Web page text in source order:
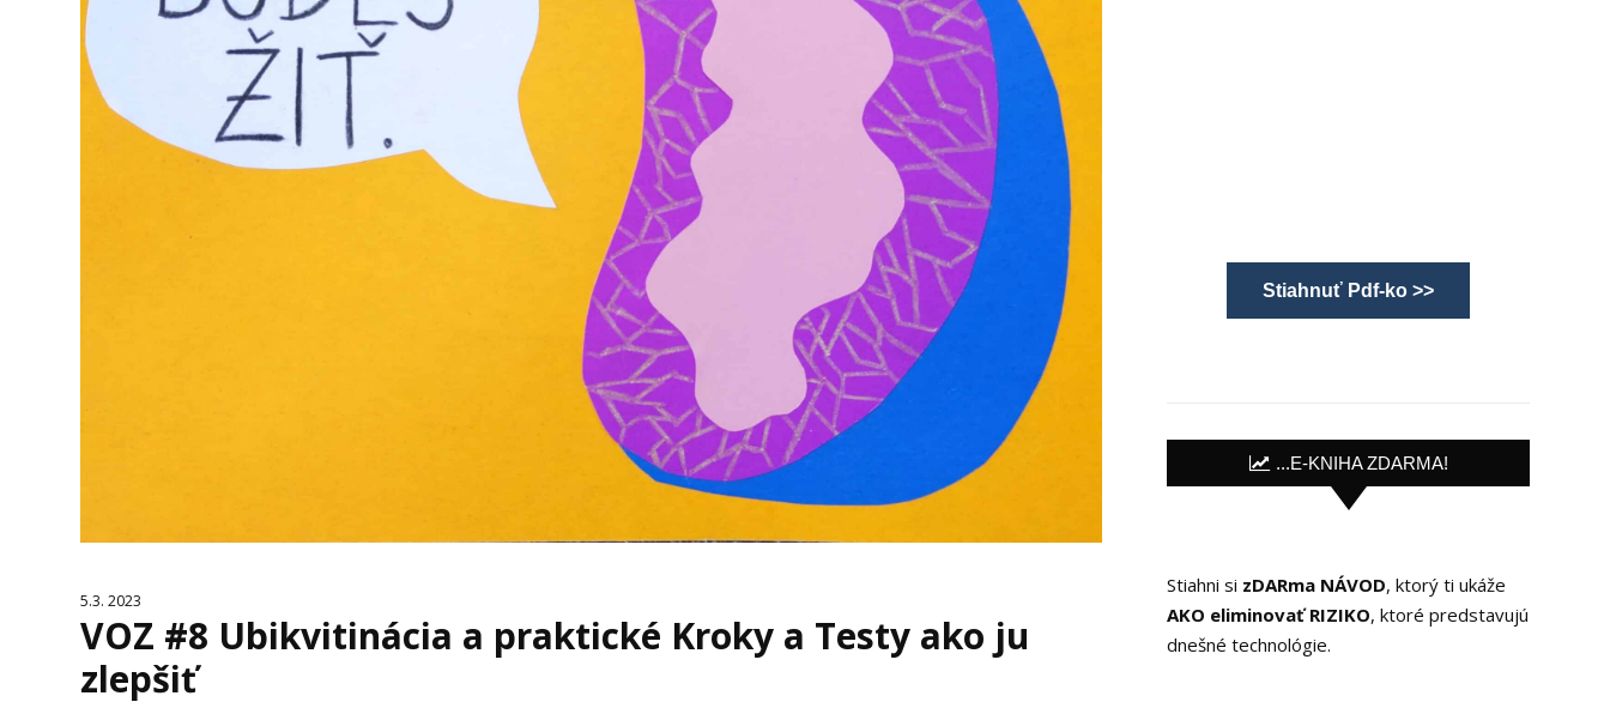
5.3. 2023
VOZ #8 Ubikvitinácia a praktické Kroky a Testy ako ju
zlepšiť
Stiahnuť Pdf-ko >>
...E-KNIHA ZDARMA!
Stiahni si zDARma NÁVOD, ktorý ti ukáže
AKO eliminovať RIZIKO, ktoré predstavujú
dnešné technológie.